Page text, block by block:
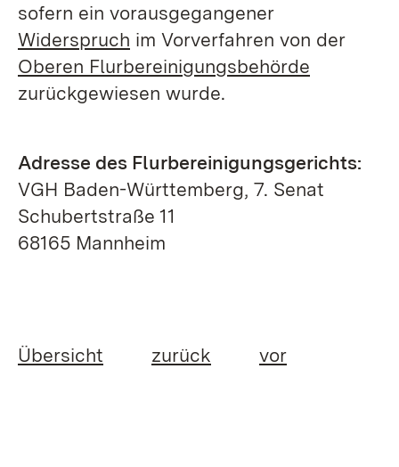
sofern ein vorausgegangener
Widerspruch im Vorverfahren von der
Oberen Flurbereinigungsbehörde
zurückgewiesen wurde.
Adresse des Flurbereinigungsgerichts:
VGH Baden-Württemberg, 7. Senat
Schubertstraße 11
68165 Mannheim
Übersicht zurück vor